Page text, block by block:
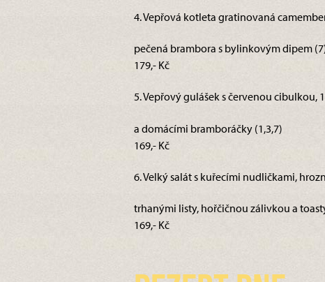
4. Vepřová kotleta gratinovaná
pečená brambora s bylinkovým dipem
179,- Kč
5. Vepřový gulášek s červenou cibulkou,
a domácími bramboráčky (1,3,7)
169,- Kč
6. Velký salát s kuřecími nudličkami,
trhanými listy, hořčičnou zálivkou a
169,- Kč